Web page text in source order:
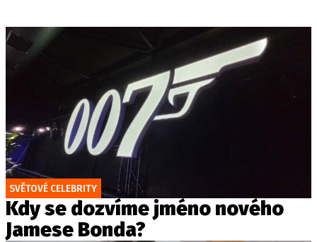
SVĚTOVÉ CELEBRITY
Kdy se dozvíme jméno nového
Jamese Bonda?